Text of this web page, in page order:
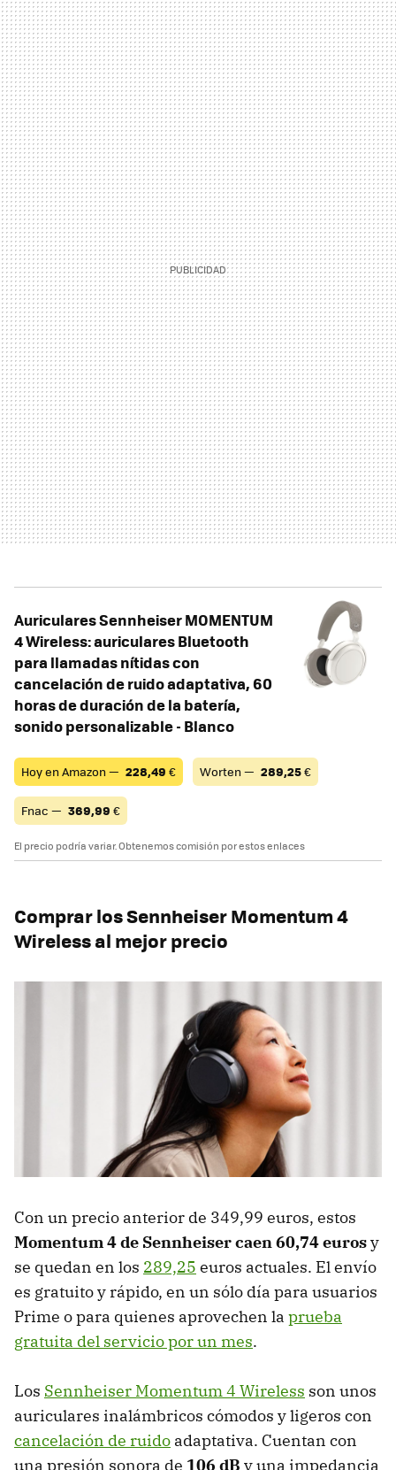
Auriculares Sennheiser MOMENTUM
4 Wireless: auriculares Bluetooth
para llamadas nítidas con
cancelación de ruido adaptativa, 60
horas de duración de la batería,
sonido personalizable - Blanco
Hoy en Amazon — 228,49 € Worten — 289,25€
Fnac — 369,99 €
El precio podría variar. Obtenemos comisión por estos enlaces
Comprar los Sennheiser Momentum 4
Wireless al mejor precio
Con un precio anterior de 349,99 euros, estos
Momentum 4 de Sennheiser caen 60,74 eurosy
se quedan en los 289,25 euros actuales. El envío
es gratuito y rápido, en un sólo día para usuarios
Prime o para quienes aprovechen la prueba
gratuita del servicio por un mes.
Los Sennheiser Momentum 4 Wireless son unos
auriculares inalámbricos cómodos y ligeros con
cancelación de ruido adaptativa. Cuentan con
una presión sonora de 106 dB y una impedancia